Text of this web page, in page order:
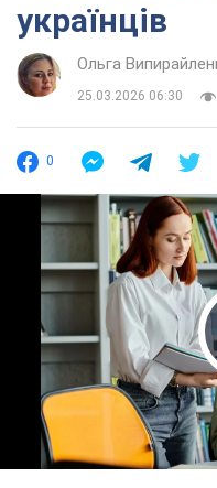
українців
Ольга
25.03.2026 06:30
0